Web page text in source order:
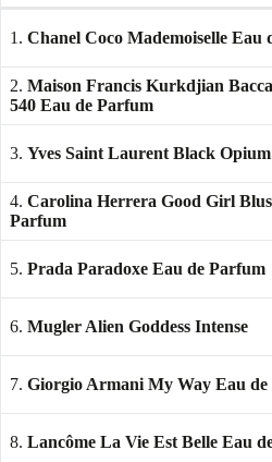
1. Chanel Coco Mademoiselle Eau
2. Maison Francis Kurkdjian
540 Eau de Parfum
3. Yves Saint Laurent Black
4. Carolina Herrera Good Girl
Parfum
5. Prada Paradoxe Eau de Parfum
6. Mugler Alien Goddess Intense
7. Giorgio Armani My Way Eau
8. Lancôme La Vie Est Belle Eau